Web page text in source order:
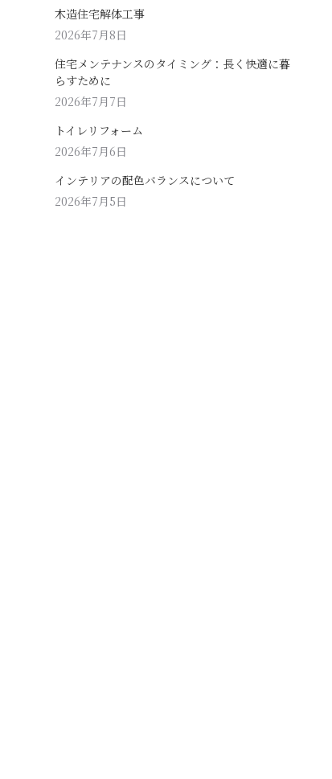
木造住宅解体工事
2026年7月8日
住宅メンテナンスのタイミング：長く快適に暮
らすために
2026年7月7日
トイレリフォーム
2026年7月6日
インテリアの配色バランスについて
2026年7月5日